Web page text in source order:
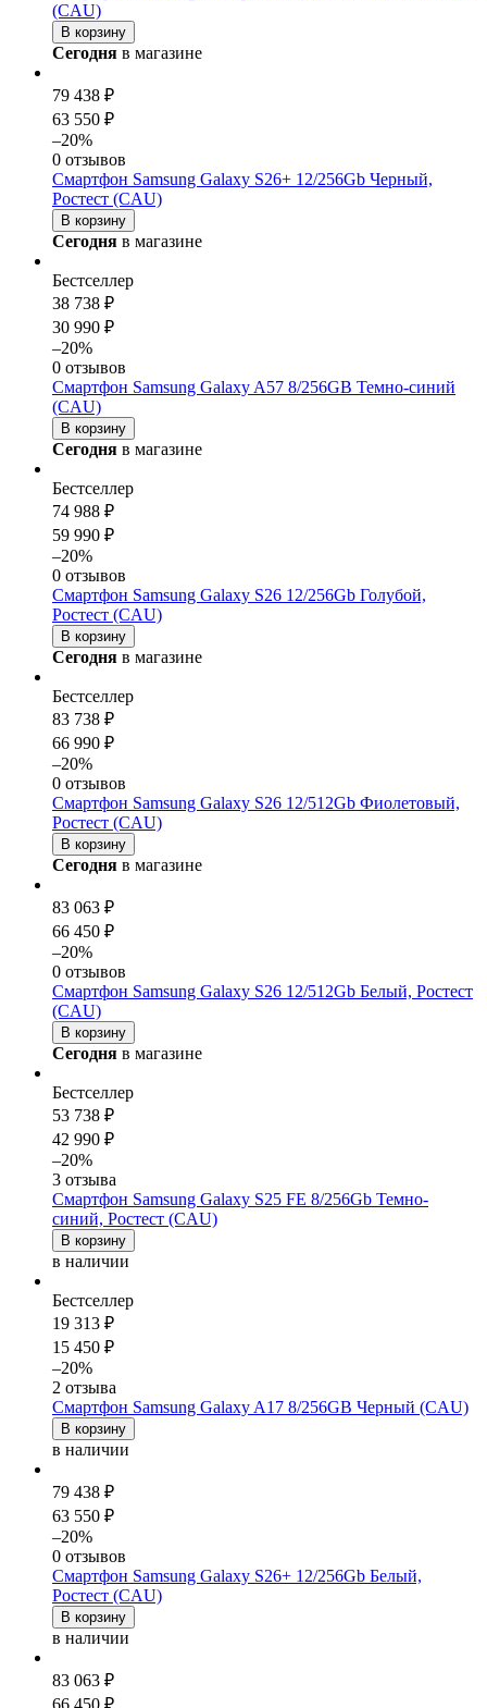
(CAU)
В корзину
Сегодня в магазине
79 438 ₽
63 550 ₽
–20%
0 отзывов
Смартфон Samsung Galaxy S26+ 12/256Gb Черный,
Ростест (CAU)
В корзину
Сегодня в магазине
Бестселлер
38 738 ₽
30 990 ₽
–20%
0 отзывов
Смартфон Samsung Galaxy A57 8/256GB Темно-синий
(CAU)
В корзину
Сегодня в магазине
Бестселлер
74 988 ₽
59 990 ₽
–20%
0 отзывов
Смартфон Samsung Galaxy S26 12/256Gb Голубой,
Ростест (CAU)
В корзину
Сегодня в магазине
Бестселлер
83 738 ₽
66 990 ₽
–20%
0 отзывов
Смартфон Samsung Galaxy S26 12/512Gb Фиолетовый,
Ростест (CAU)
В корзину
Сегодня в магазине
83 063 ₽
66 450 ₽
–20%
0 отзывов
Смартфон Samsung Galaxy S26 12/512Gb Белый, Ростест
(CAU)
В корзину
Сегодня в магазине
Бестселлер
53 738 ₽
42 990 ₽
–20%
3 отзыва
Смартфон Samsung Galaxy S25 FE 8/256Gb Темно-
синий, Ростест (CAU)
В корзину
в наличии
Бестселлер
19 313 ₽
15 450 ₽
–20%
2 отзыва
Смартфон Samsung Galaxy A17 8/256GB Черный (CAU)
В корзину
в наличии
79 438 ₽
63 550 ₽
–20%
0 отзывов
Смартфон Samsung Galaxy S26+ 12/256Gb Белый,
Ростест (CAU)
В корзину
в наличии
83 063 ₽
66 450 ₽